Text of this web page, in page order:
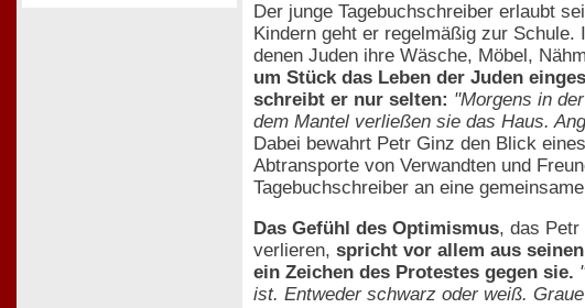
Der junge Tagebuchschreiber erlaubt
Kindern geht er regelmäßig zur
denen Juden ihre Wäsche, Möbel,
um Stück das Leben der Juden
schreibt er nur selten: "Morgens in
dem Mantel verließen sie das Haus.
Dabei bewahrt Petr Ginz den Blick
Abtransporte von Verwandten und
Tagebuchschreiber an eine
Das Gefühl des Optimismus, das
verlieren, spricht vor allem aus
ein Zeichen des Protestes gegen sie.
ist. Entweder schwarz oder weiß.